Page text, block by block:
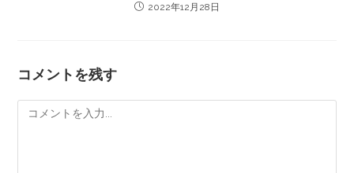
2022年12月28日
コメントを残す